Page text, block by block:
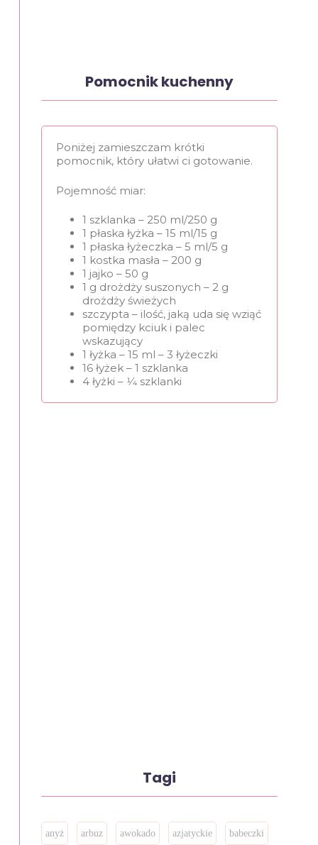
Pomocnik kuchenny
Poniżej zamieszczam krótki
pomocnik, który ułatwi ci gotowanie.
Pojemność miar:
1 szklanka – 250 ml/250 g
1 płaska łyżka – 15 ml/15 g
1 płaska łyżeczka – 5 ml/5 g
1 kostka masła – 200 g
1 jajko – 50 g
1 g drożdży suszonych – 2 g
drożdży świeżych
szczypta – ilość, jaką uda się wziąć
pomiędzy kciuk i palec
wskazujący
1 łyżka – 15 ml – 3 łyżeczki
16 łyżek – 1 szklanka
4 łyżki – 1⁄4 szklanki
Tagi
anyż arbuz awokado azjatyckie babeczki